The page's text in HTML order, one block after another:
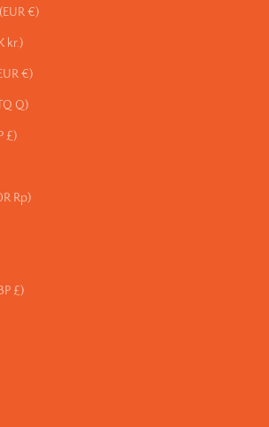
€)
kr.)
€)
Q)
£)
Rp)
£)